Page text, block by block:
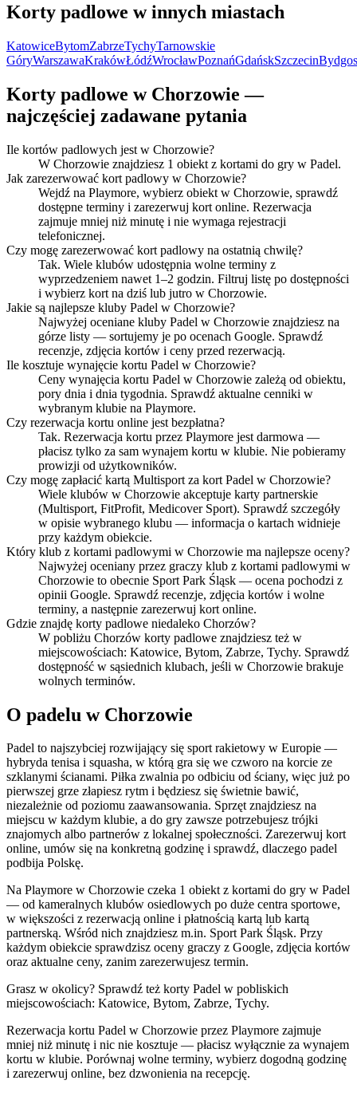
Korty padlowe w innych miastach
KatowiceBytomZabrzeTychyTarnowskie
GóryWarszawaKrakówŁódźWrocławPoznańGdańskSzczecin
Korty padlowe w Chorzowie —
najczęściej zadawane pytania
Ile kortów padlowych jest w Chorzowie?
W Chorzowie znajdziesz 1 obiekt z kortami do gry w Padel.
Jak zarezerwować kort padlowy w Chorzowie?
Wejdź na Playmore, wybierz obiekt w Chorzowie, sprawdź
dostępne terminy i zarezerwuj kort online. Rezerwacja
zajmuje mniej niż minutę i nie wymaga rejestracji
telefonicznej.
Czy mogę zarezerwować kort padlowy na ostatnią chwilę?
Tak. Wiele klubów udostępnia wolne terminy z
wyprzedzeniem nawet 1–2 godzin. Filtruj listę po dostępności
i wybierz kort na dziś lub jutro w Chorzowie.
Jakie są najlepsze kluby Padel w Chorzowie?
Najwyżej oceniane kluby Padel w Chorzowie znajdziesz na
górze listy — sortujemy je po ocenach Google. Sprawdź
recenzje, zdjęcia kortów i ceny przed rezerwacją.
Ile kosztuje wynajęcie kortu Padel w Chorzowie?
Ceny wynajęcia kortu Padel w Chorzowie zależą od obiektu,
pory dnia i dnia tygodnia. Sprawdź aktualne cenniki w
wybranym klubie na Playmore.
Czy rezerwacja kortu online jest bezpłatna?
Tak. Rezerwacja kortu przez Playmore jest darmowa —
płacisz tylko za sam wynajem kortu w klubie. Nie pobieramy
prowizji od użytkowników.
Czy mogę zapłacić kartą Multisport za kort Padel w Chorzowie?
Wiele klubów w Chorzowie akceptuje karty partnerskie
(Multisport, FitProfit, Medicover Sport). Sprawdź szczegóły
w opisie wybranego klubu — informacja o kartach widnieje
przy każdym obiekcie.
Który klub z kortami padlowymi w Chorzowie ma najlepsze oceny?
Najwyżej oceniany przez graczy klub z kortami padlowymi w
Chorzowie to obecnie Sport Park Śląsk — ocena pochodzi z
opinii Google. Sprawdź recenzje, zdjęcia kortów i wolne
terminy, a następnie zarezerwuj kort online.
Gdzie znajdę korty padlowe niedaleko Chorzów?
W pobliżu Chorzów korty padlowe znajdziesz też w
miejscowościach: Katowice, Bytom, Zabrze, Tychy. Sprawdź
dostępność w sąsiednich klubach, jeśli w Chorzowie brakuje
wolnych terminów.
O padelu w Chorzowie
Padel to najszybciej rozwijający się sport rakietowy w Europie —
hybryda tenisa i squasha, w którą gra się we czworo na korcie ze
szklanymi ścianami. Piłka zwalnia po odbiciu od ściany, więc już po
pierwszej grze złapiesz rytm i będziesz się świetnie bawić,
niezależnie od poziomu zaawansowania. Sprzęt znajdziesz na
miejscu w każdym klubie, a do gry zawsze potrzebujesz trójki
znajomych albo partnerów z lokalnej społeczności. Zarezerwuj kort
online, umów się na konkretną godzinę i sprawdź, dlaczego padel
podbija Polskę.
Na Playmore w Chorzowie czeka 1 obiekt z kortami do gry w Padel
— od kameralnych klubów osiedlowych po duże centra sportowe,
w większości z rezerwacją online i płatnością kartą lub kartą
partnerską. Wśród nich znajdziesz m.in. Sport Park Śląsk. Przy
każdym obiekcie sprawdzisz oceny graczy z Google, zdjęcia kortów
oraz aktualne ceny, zanim zarezerwujesz termin.
Grasz w okolicy? Sprawdź też korty Padel w pobliskich
miejscowościach: Katowice, Bytom, Zabrze, Tychy.
Rezerwacja kortu Padel w Chorzowie przez Playmore zajmuje
mniej niż minutę i nic nie kosztuje — płacisz wyłącznie za wynajem
kortu w klubie. Porównaj wolne terminy, wybierz dogodną godzinę
i zarezerwuj online, bez dzwonienia na recepcję.